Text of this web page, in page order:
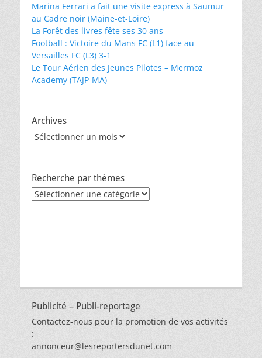
Marina Ferrari a fait une visite express à Saumur
au Cadre noir (Maine-et-Loire)
La Forêt des livres fête ses 30 ans
Football : Victoire du Mans FC (L1) face au
Versailles FC (L3) 3-1
Le Tour Aérien des Jeunes Pilotes – Mermoz
Academy (TAJP-MA)
Archives
Archives
Recherche par thèmes
Recherche
Publicité – Publi-reportage
Contactez-nous pour la promotion de vos activités
:
annonceur@lesreportersdunet.com